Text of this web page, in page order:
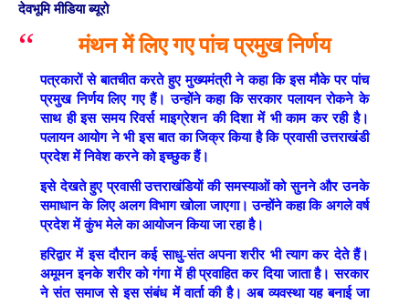
देवभूमि मीडिया ब्यूरो
मंथन में लिए गए पांच प्रमुख निर्णय
पत्रकारों से बातचीत करते हुए मुख्यमंत्री ने कहा कि इस मौके पर पांच
प्रमुख निर्णय लिए गए हैं। उन्होंने कहा कि सरकार पलायन रोकने के
साथ ही इस समय रिवर्स माइग्रेशन की दिशा में भी काम कर रही है।
पलायन आयोग ने भी इस बात का जिक्र किया है कि प्रवासी उत्तराखंडी
प्रदेश में निवेश करने को इच्छुक हैं।
इसे देखते हुए प्रवासी उत्तराखंडियों की समस्याओं को सुनने और उनके
समाधान के लिए अलग विभाग खोला जाएगा। उन्होंने कहा कि अगले वर्ष
प्रदेश में कुंभ मेले का आयोजन किया जा रहा है।
हरिद्वार में इस दौरान कई साधु-संत अपना शरीर भी त्याग कर देते हैं।
अमूमन इनके शरीर को गंगा में ही प्रवाहित कर दिया जाता है। सरकार
ने संत समाज से इस संबंध में वार्ता की है। अब व्यवस्था यह बनाई जा